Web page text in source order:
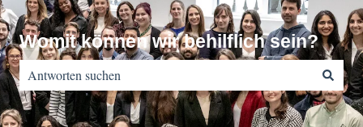
Womit können wir behilflich sein?
Es gibt keine Vorschläge, da das Suchfeld leer ist.